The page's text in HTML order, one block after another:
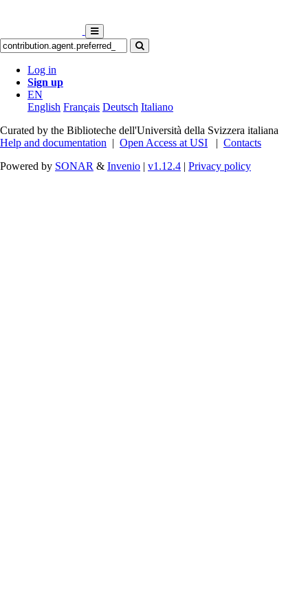
Log in
Sign up
EN
English Français Deutsch Italiano
Curated by the Biblioteche dell'Università della Svizzera italiana
Help and documentation | Open Access at USI | Contacts
Powered by SONAR & Invenio | v1.12.4 | Privacy policy